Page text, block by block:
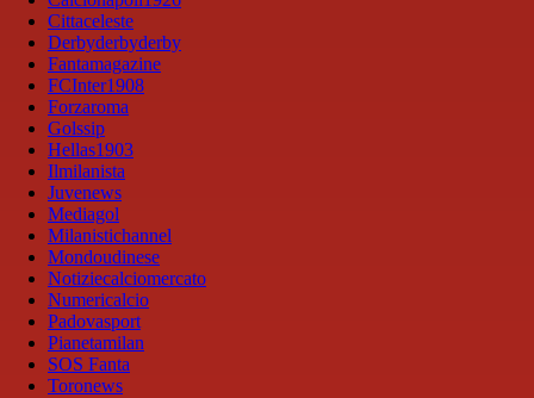
Cittaceleste
Derbyderbyderby
Fantamagazine
FCInter1908
Forzaroma
Golssip
Hellas1903
Ilmilanista
Juvenews
Mediagol
Milanistichannel
Mondoudinese
Notiziecalciomercato
Numericalcio
Padovasport
Pianetamilan
SOS Fanta
Toronews